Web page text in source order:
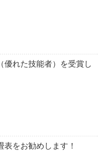
優れた技能者）を受賞し
表をお勧めします！